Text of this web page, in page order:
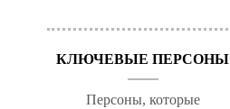
КЛЮЧЕВЫЕ ПЕРСОНЫ
Персоны, которые